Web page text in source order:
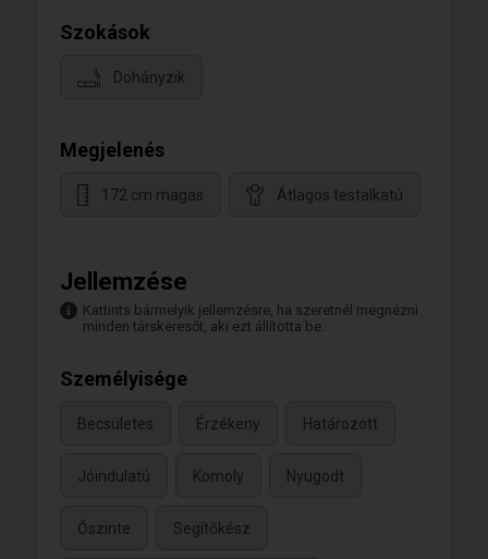
Szokások
Dohányzik
Megjelenés
172 cm magas Átlagos testalkatú
Jellemzése
Kattints bármelyik jellemzésre, ha szeretnél megnézni
minden társkeresőt, aki ezt állította be.
Személyisége
Becsületes Érzékeny Határozott
Jóindulatú Komoly Nyugodt
Őszinte Segítőkész